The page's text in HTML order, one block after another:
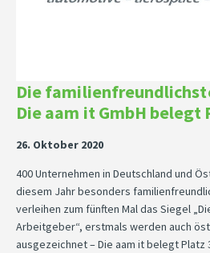
Die
Die aam it GmbH belegt
26. Oktober 2020
400 Unternehmen in Deutschland und
diesem Jahr besonders
verleihen zum fünften Mal das Siegel
Arbeitgeber“, erstmals werden auch
ausgezeichnet – Die aam it belegt Platz